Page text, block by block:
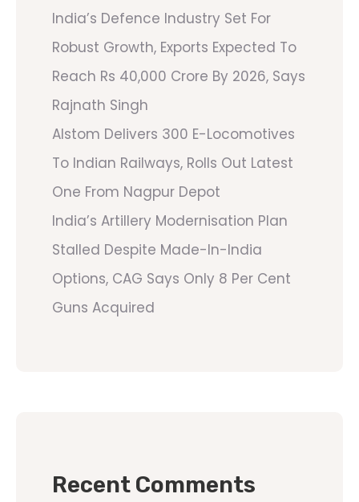
India’s Defence Industry Set For
Robust Growth, Exports Expected To
Reach Rs 40,000 Crore By 2026, Says
Rajnath Singh
Alstom Delivers 300 E-Locomotives
To Indian Railways, Rolls Out Latest
One From Nagpur Depot
India’s Artillery Modernisation Plan
Stalled Despite Made-In-India
Options, CAG Says Only 8 Per Cent
Guns Acquired
Recent Comments